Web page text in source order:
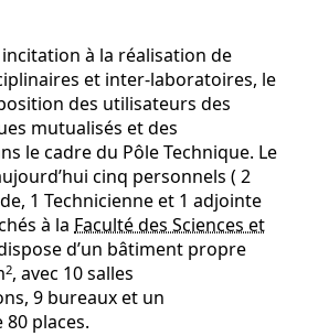
à la réalisation de
et inter-laboratoires, le
des utilisateurs des
mutualisés et des
le cadre du Pôle Technique. Le
cinq personnels ( 2
1 Technicienne et 1 adjointe
à la Faculté des Sciences et
d’un bâtiment propre
2, avec 10 salles
9 bureaux et un
places.